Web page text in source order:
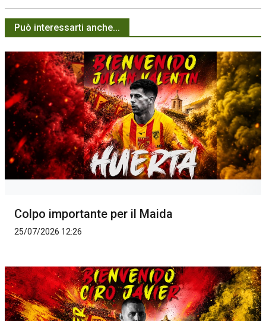
Può interessarti anche...
Colpo importante per il Maida
25/07/2026 12:26